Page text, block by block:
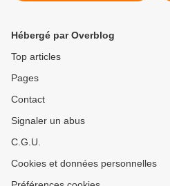
Hébergé par Overblog
Top articles
Pages
Contact
Signaler un abus
C.G.U.
Cookies et données personnelles